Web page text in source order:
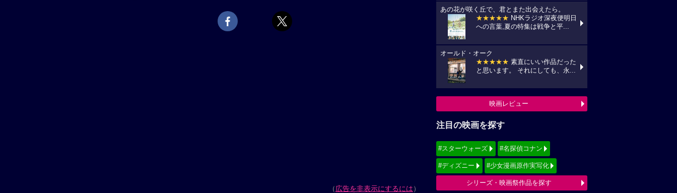
（広告を非表示にするには）
あの花が咲く丘で、君とまた出会えたら。
★★★★★ NHKラジオ深夜便明日
への言葉,夏の特集は戦争と平...
オールド・オーク
★★★★★ 素直にいい作品だった
と思います。 それにしても、永...
映画レビュー
注目の映画を探す
#スターウォーズ #名探偵コナン
#ディズニー #少女漫画原作実写化
シリーズ・映画祭作品を探す